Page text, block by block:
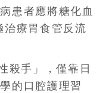
患者應將糖化血
治療胃食管反流
殺手」，僅靠日
的口腔護理習